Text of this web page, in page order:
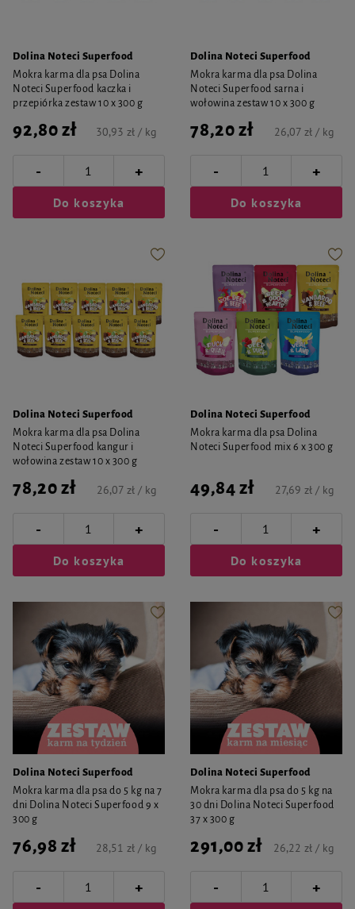
Dolina Noteci Superfood
Mokra karma dla psa Dolina
Noteci Superfood kaczka i
przepiórka zestaw 10 x 300 g
92,80 zł 30,93 zł / kg
- +
Do koszyka
Dolina Noteci Superfood
Mokra karma dla psa Dolina
Noteci Superfood sarna i
wołowina zestaw 10 x 300 g
78,20 zł 26,07 zł / kg
- +
Do koszyka
Dolina Noteci Superfood
Mokra karma dla psa Dolina
Noteci Superfood kangur i
wołowina zestaw 10 x 300 g
78,20 zł 26,07 zł / kg
- +
Do koszyka
Dolina Noteci Superfood
Mokra karma dla psa Dolina
Noteci Superfood mix 6 x 300 g
49,84 zł 27,69 zł / kg
- +
Do koszyka
Dolina Noteci Superfood
Mokra karma dla psa do 5 kg na 7
dni Dolina Noteci Superfood 9 x
300 g
76,98 zł 28,51 zł / kg
- +
Dolina Noteci Superfood
Mokra karma dla psa do 5 kg na
30 dni Dolina Noteci Superfood
37 x 300 g
291,00 zł 26,22 zł / kg
- +